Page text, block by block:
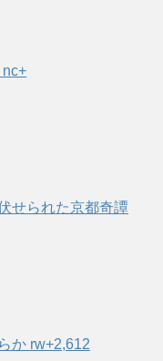
nc+
せられた京都奇譚
か rw+2,612